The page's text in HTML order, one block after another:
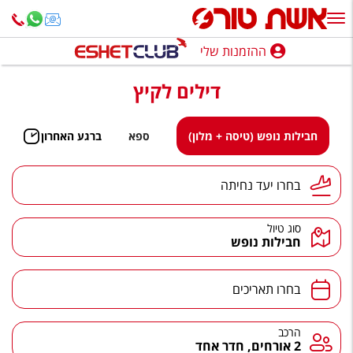
ההזמנות שלי
חופשה לפי סגנון
מלונות באילת
טיולים מאורגנים
סגנונות טיול
הרגע האחרון
חבילות בריאות וספא
ההזמנות שלי
דילים לקיץ
חבילות נופש (טיסה + מלון) ספא ברגע האחרון
יעד נחיתהבחרו יעד נחיתה
סוג טיול
חבילות נופש
תאריכים בחרו תאריכים
הרכב הרכב
2 אורחים, חדר אחד